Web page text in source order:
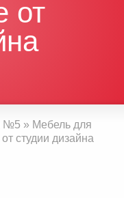
от
№5 » Мебель для
студии дизайна